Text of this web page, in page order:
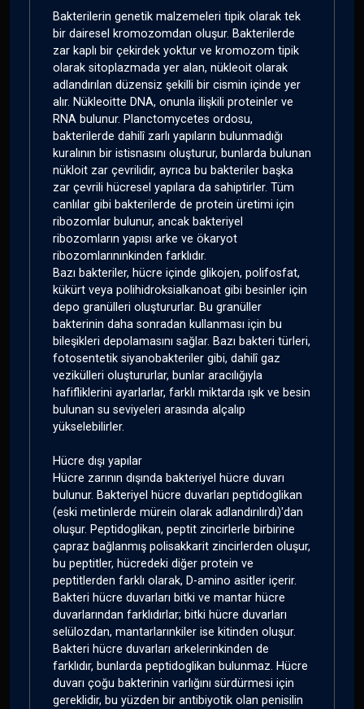
Bakterilerin genetik malzemeleri tipik olarak tek
bir dairesel kromozomdan oluşur. Bakterilerde
zar kaplı bir çekirdek yoktur ve kromozom tipik
olarak sitoplazmada yer alan, nükleoit olarak
adlandırılan düzensiz şekilli bir cismin içinde yer
alır. Nükleoitte DNA, onunla ilişkili proteinler ve
RNA bulunur. Planctomycetes ordosu,
bakterilerde dahilî zarlı yapıların bulunmadığı
kuralının bir istisnasını oluşturur, bunlarda bulunan
nükloit zar çevrilidir, ayrıca bu bakteriler başka
zar çevrili hücresel yapılara da sahiptirler. Tüm
canlılar gibi bakterilerde de protein üretimi için
ribozomlar bulunur, ancak bakteriyel
ribozomların yapısı arke ve ökaryot
ribozomlarınınkinden farklıdır.
Bazı bakteriler, hücre içinde glikojen, polifosfat,
kükürt veya polihidroksialkanoat gibi besinler için
depo granülleri oluştururlar. Bu granüller
bakterinin daha sonradan kullanması için bu
bileşikleri depolamasını sağlar. Bazı bakteri türleri,
fotosentetik siyanobakteriler gibi, dahilî gaz
vezikülleri oluştururlar, bunlar aracılığıyla
hafifliklerini ayarlarlar, farklı miktarda ışık ve besin
bulunan su seviyeleri arasında alçalıp
yükselebilirler.
Hücre dışı yapılar
Hücre zarının dışında bakteriyel hücre duvarı
bulunur. Bakteriyel hücre duvarları peptidoglikan
(eski metinlerde mürein olarak adlandırılırdı)'dan
oluşur. Peptidoglikan, peptit zincirlerle birbirine
çapraz bağlanmış polisakkarit zincirlerden oluşur,
bu peptitler, hücredeki diğer protein ve
peptitlerden farklı olarak, D-amino asitler içerir.
Bakteri hücre duvarları bitki ve mantar hücre
duvarlarından farklıdırlar; bitki hücre duvarları
selülozdan, mantarlarınkiler ise kitinden oluşur.
Bakteri hücre duvarları arkelerinkinden de
farklıdır, bunlarda peptidoglikan bulunmaz. Hücre
duvarı çoğu bakterinin varlığını sürdürmesi için
gereklidir, bu yüzden bir antibiyotik olan penisilin